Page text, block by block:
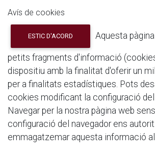
Avís de cookies
ESTIC D'ACORD Aquesta
petits fragments d'informació
dispositiu amb la finalitat d'oferir un
per a finalitats estadístiques. Pots
cookies modificant la configuració del
Navegar per la nostra pàgina web
configuració del navegador ens
emmagatzemar aquesta informació